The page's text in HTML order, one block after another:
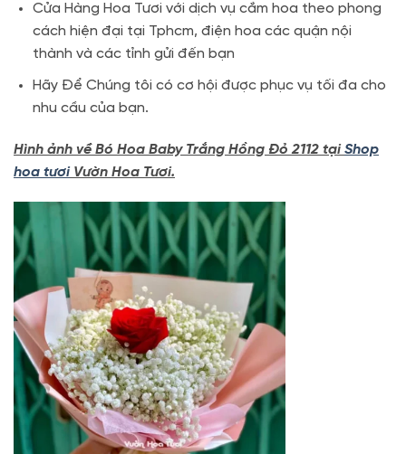
Cửa Hàng Hoa Tươi với dịch vụ cắm hoa theo phong
cách hiện đại tại Tphcm, điện hoa các quận nội
thành và các tỉnh gửi đến bạn
Hãy Để Chúng tôi có cơ hội được phục vụ tối đa cho
nhu cầu của bạn.
Hình ảnh về Bó Hoa Baby Trắng Hồng Đỏ 2112 tạiShop
hoa tươiVườn Hoa Tươi.